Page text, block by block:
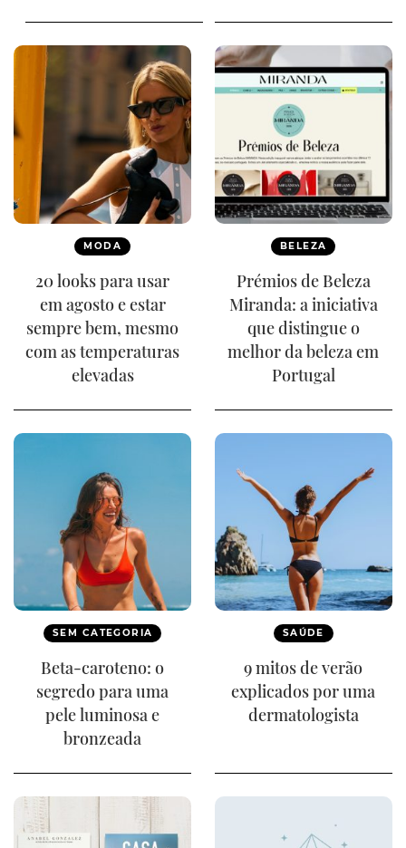
MODA
20 looks para usar
em agosto e estar
sempre bem, mesmo
com as temperaturas
elevadas
BELEZA
Prémios de Beleza
Miranda: a iniciativa
que distingue o
melhor da beleza em
Portugal
SEM CATEGORIA
Beta-caroteno: o
segredo para uma
pele luminosa e
bronzeada
SAÚDE
9 mitos de verão
explicados por uma
dermatologista